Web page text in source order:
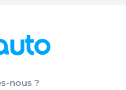
nous ?